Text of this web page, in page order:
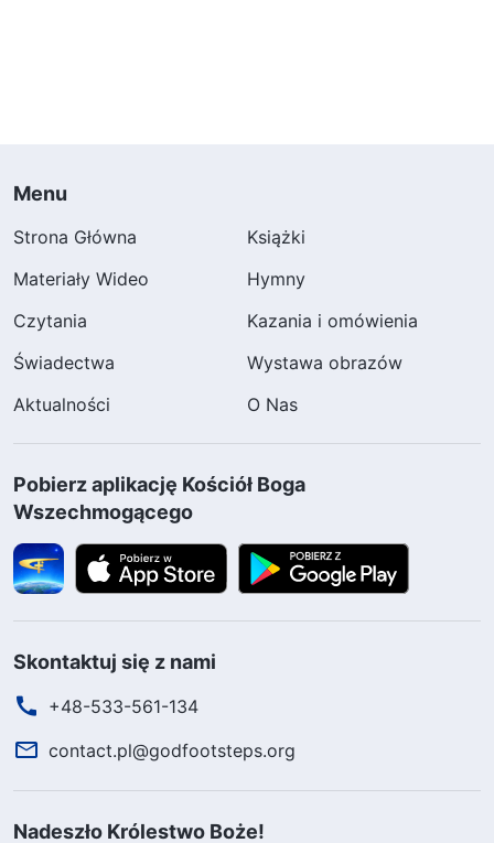
Menu
Strona Główna
Książki
Materiały Wideo
Hymny
Czytania
Kazania i omówienia
Świadectwa
Wystawa obrazów
Aktualności
O Nas
Pobierz aplikację Kościół Boga
Wszechmogącego
Skontaktuj się z nami
+48-533-561-134
contact.pl@godfootsteps.org
Nadeszło Królestwo Boże!